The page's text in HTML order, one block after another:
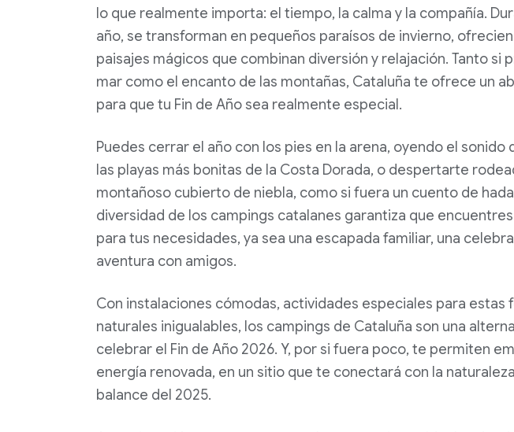
lo que realmente importa: el tiempo, la calma y la compañía.
año, se transforman en pequeños paraísos de invierno,
paisajes mágicos que combinan diversión y relajación. Tanto si
mar como el encanto de las montañas, Cataluña te ofrece un
para que tu Fin de Año sea realmente especial.
Puedes cerrar el año con los pies en la arena, oyendo el sonido
las playas más bonitas de la Costa Dorada, o despertarte
montañoso cubierto de niebla, como si fuera un cuento de
diversidad de los campings catalanes garantiza que
para tus necesidades, ya sea una escapada familiar, una
aventura con amigos.
Con instalaciones cómodas, actividades especiales para estas
naturales inigualables, los campings de Cataluña son una
celebrar el Fin de Año 2026. Y, por si fuera poco, te permiten
energía renovada, en un sitio que te conectará con la
balance del 2025.